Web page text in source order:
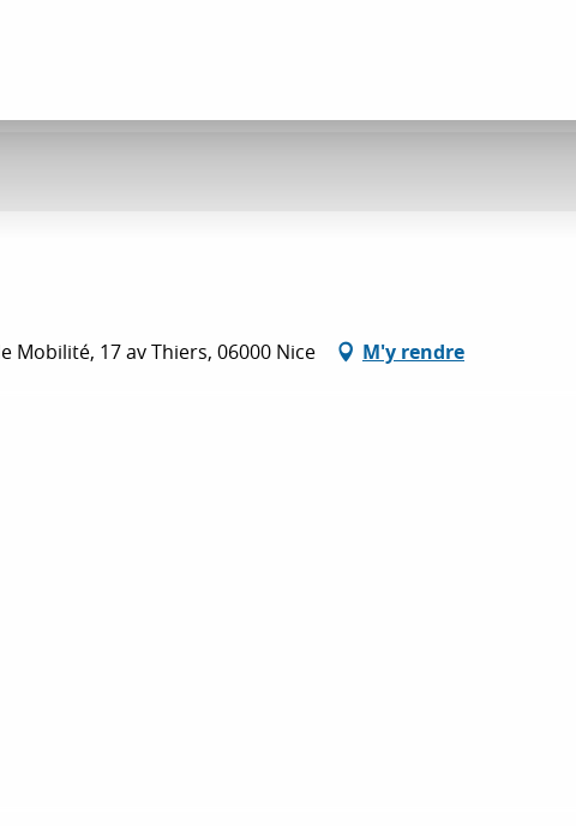
Mobilité, 17 av Thiers, 06000 Nice M'y rendre